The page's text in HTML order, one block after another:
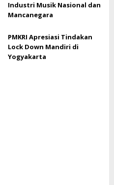
Industri Musik Nasional dan
Mancanegara
PMKRI Apresiasi Tindakan
Lock Down Mandiri di
Yogyakarta